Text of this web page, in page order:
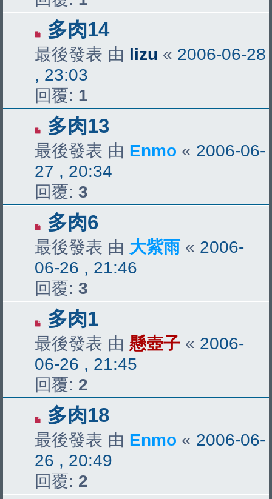
多肉14
最後發表 由 lizu « 2006-06-28
, 23:03
回覆: 1
多肉13
最後發表 由 Enmo « 2006-06-
27 , 20:34
回覆: 3
多肉6
最後發表 由 大紫雨 « 2006-
06-26 , 21:46
回覆: 3
多肉1
最後發表 由 懸壺子 « 2006-
06-26 , 21:45
回覆: 2
多肉18
最後發表 由 Enmo « 2006-06-
26 , 20:49
回覆: 2